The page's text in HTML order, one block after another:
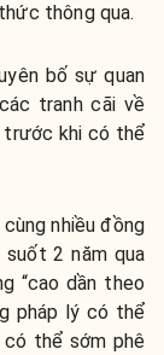
thông qua.
bố sự quan
tranh cãi về
trước khi có thể
nhiều đồng
2 năm qua
“cao dần theo
pháp lý có thể
thể sớm phê